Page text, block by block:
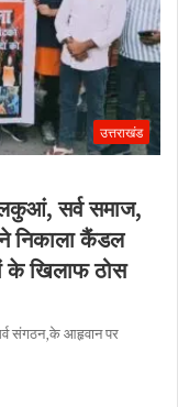
उत्तराखंड
सर्व समाज,
निकाला कैंडल
के खिलाफ ठोस
संगठन,के आहृवान पर